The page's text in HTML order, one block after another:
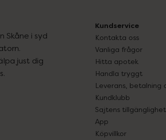
Skåne i syd
just dig
Kundservice
Kontakta oss
Vanliga frågor
Hitta apotek
Handla tryggt
Leverans, betalning
Kundklubb
Sajtens tillgänglighet
App
Köpvillkor